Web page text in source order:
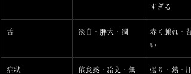
すぎる
舌 淡白・胖大・潤
赤く腫れ・
い
症状
倦怠感・冷え・無
張り・熱・